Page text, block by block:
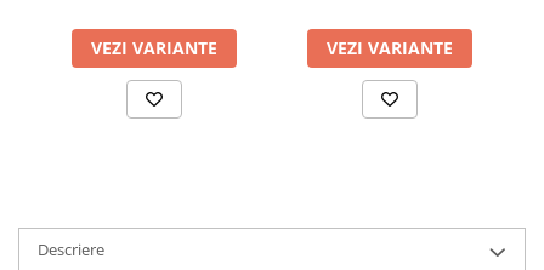
VEZI VARIANTE VEZI VARIANTE
Descriere